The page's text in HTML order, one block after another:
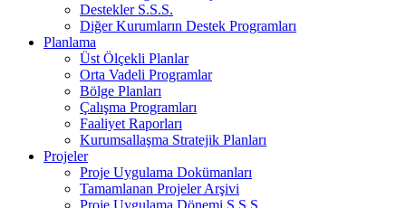
Destekler S.S.S.
Diğer Kurumların Destek Programları
Planlama
Üst Ölçekli Planlar
Orta Vadeli Programlar
Bölge Planları
Çalışma Programları
Faaliyet Raporları
Kurumsallaşma Stratejik Planları
Projeler
Proje Uygulama Dokümanları
Tamamlanan Projeler Arşivi
Proje Uygulama Dönemi S.S.S.